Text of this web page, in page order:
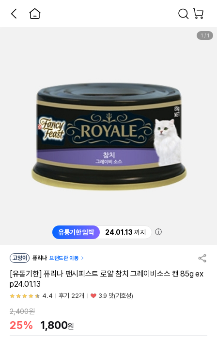
유통기한 임박 24.01.13 까지 ⓘ
1 / 1
고양이 퓨리나 브랜드관 이동
[유통기한] 퓨리나 팬시피스트 로얄 참치 그레이비소스 캔 85g ex
p24.01.13
4.4 후기 22개 3.9 맛(기호성)
2,400원
25% 1,800원